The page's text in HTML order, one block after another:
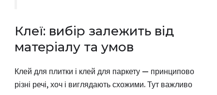
Клеї: вибір залежить від
матеріалу та умов
Клей для плитки і клей для паркету — принципово
різні речі, хоч і виглядають схожими. Тут важливо